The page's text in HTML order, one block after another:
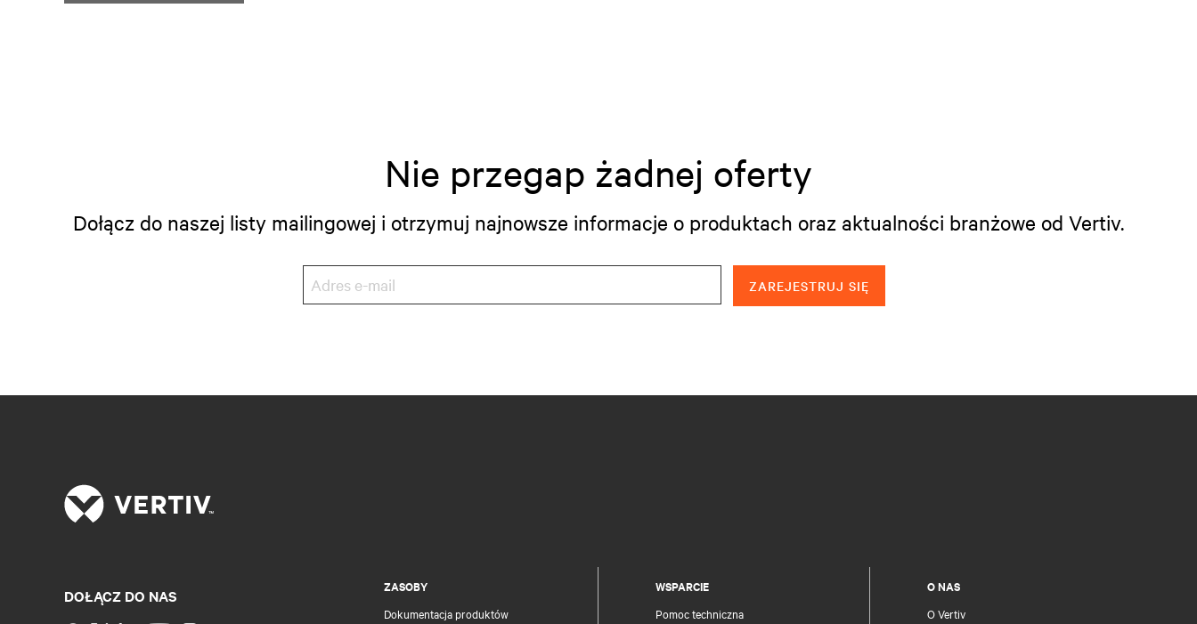
Nie przegap żadnej oferty
Dołącz do naszej listy mailingowej i otrzymuj najnowsze informacje o produktach oraz aktualności branżowe od Vertiv.
ZAREJESTRUJ SIĘ
ZASOBY
Dokumentacja produktów
WSPARCIE
Pomoc techniczna
O NAS
O Vertiv
DOŁĄCZ DO NAS